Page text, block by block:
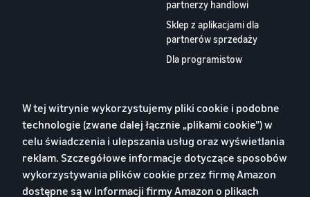
Sklep z aplikacjami dla
partnerów sprzedaży
Dla programistow
Praca
YouTube
W tej witrynie wykorzystujemy pliki cookie i podobne
technologie (zwane dalej łącznie „plikami cookie”) w
celu świadczenia i ulepszania usług oraz wyświetlania
reklam. Szczegółowe informacje dotyczące sposobów
wykorzystywania plików cookie przez firmę Amazon
dostępne są w Informacji firmyAmazon o plikach